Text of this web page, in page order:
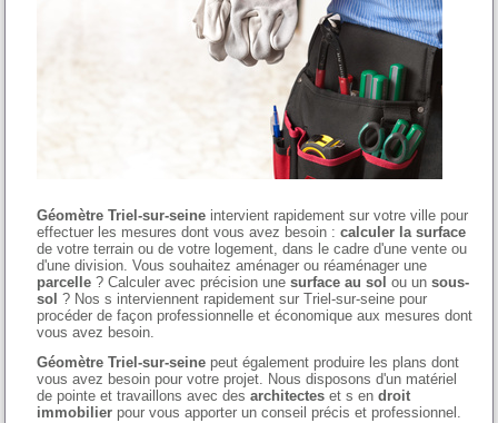
Géomètre Triel-sur-seine intervient rapidement sur votre ville pour
effectuer les mesures dont vous avez besoin :calculer la surface
de votre terrain ou de votre logement, dans le cadre d'une vente ou
d'une division. Vous souhaitez aménager ou réaménager une
parcelle ? Calculer avec précision unesurface au sol ou unsous-
sol ? Nos s interviennent rapidement sur Triel-sur-seine pour
procéder de façon professionnelle et économique aux mesures dont
vous avez besoin.
Géomètre Triel-sur-seine peut également produire les plans dont
vous avez besoin pour votre projet. Nous disposons d'un matériel
de pointe et travaillons avec desarchitectes et s endroit
immobilier pour vous apporter un conseil précis et professionnel.